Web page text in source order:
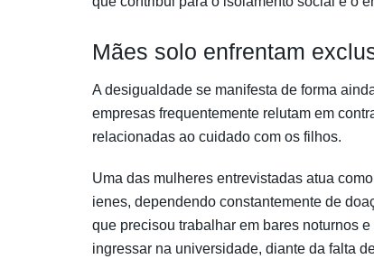
Mães solo enfrentam
A desigualdade se manifesta de forma
empresas frequentemente relutam em
relacionadas ao cuidado com os filhos.
Uma das mulheres entrevistadas atua
ienes, dependendo constantemente de
que precisou trabalhar em bares noturnos
ingressar na universidade, diante da falta